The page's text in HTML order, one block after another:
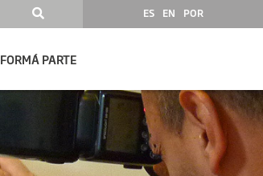
ES EN POR
FORMÁ PARTE